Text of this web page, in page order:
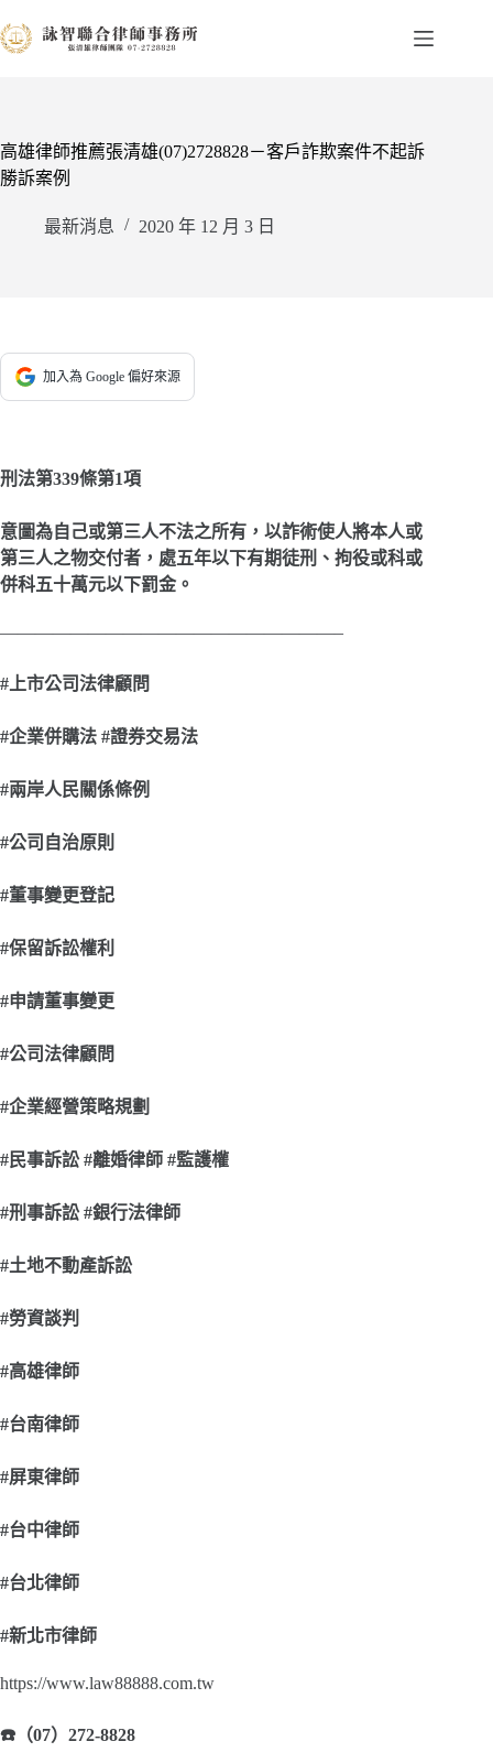
至
容
高雄律師推薦張清雄(07)2728828－客戶詐欺案件不起訴
勝訴案例
最新消息 2020 年 12 月 3 日
加入為 Google 偏好來源
刑法第339條第1項
意圖為自己或第三人不法之所有，以詐術使人將本人或
第三人之物交付者，處五年以下有期徒刑、拘役或科或
併科五十萬元以下罰金。
———————————————————–
# 上市公司法律顧問
#企業併購法 #證券交易法
#兩岸人民關係條例
#公司自治原則
#董事變更登記
#保留訴訟權利
#申請董事變更
#公司法律顧問
#企業經營策略規劃
#民事訴訟 #離婚律師 #監護權
#刑事訴訟 #銀行法律師
#土地不動產訴訟
#勞資談判
#高雄律師
#台南律師
#屏東律師
#台中律師
#台北律師
#新北市律師
https://www.law88888.com.tw
☎ （07）272-8828